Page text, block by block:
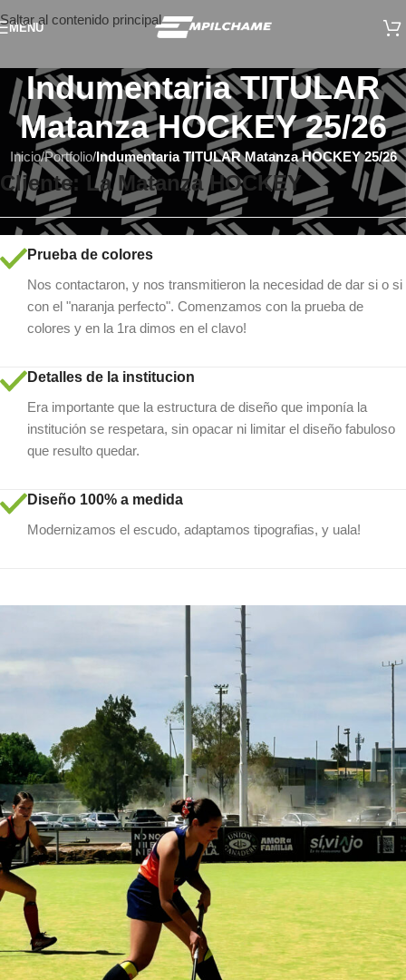
Saltar al contenido principal
MENÚ
Indumentaria TITULAR
Matanza HOCKEY 25/26
Inicio/Portfolio/Indumentaria TITULAR Matanza HOCKEY 25/26
Cliente: La Matanza HOCKEY
Prueba de colores
Nos contactaron, y nos transmitieron la necesidad de dar si o si
con el "naranja perfecto". Comenzamos con la prueba de
colores y en la 1ra dimos en el clavo!
Detalles de la institucion
Era importante que la estructura de diseño que imponía la
institución se respetara, sin opacar ni limitar el diseño fabuloso
que resulto quedar.
Diseño 100% a medida
Modernizamos el escudo, adaptamos tipografias, y uala!